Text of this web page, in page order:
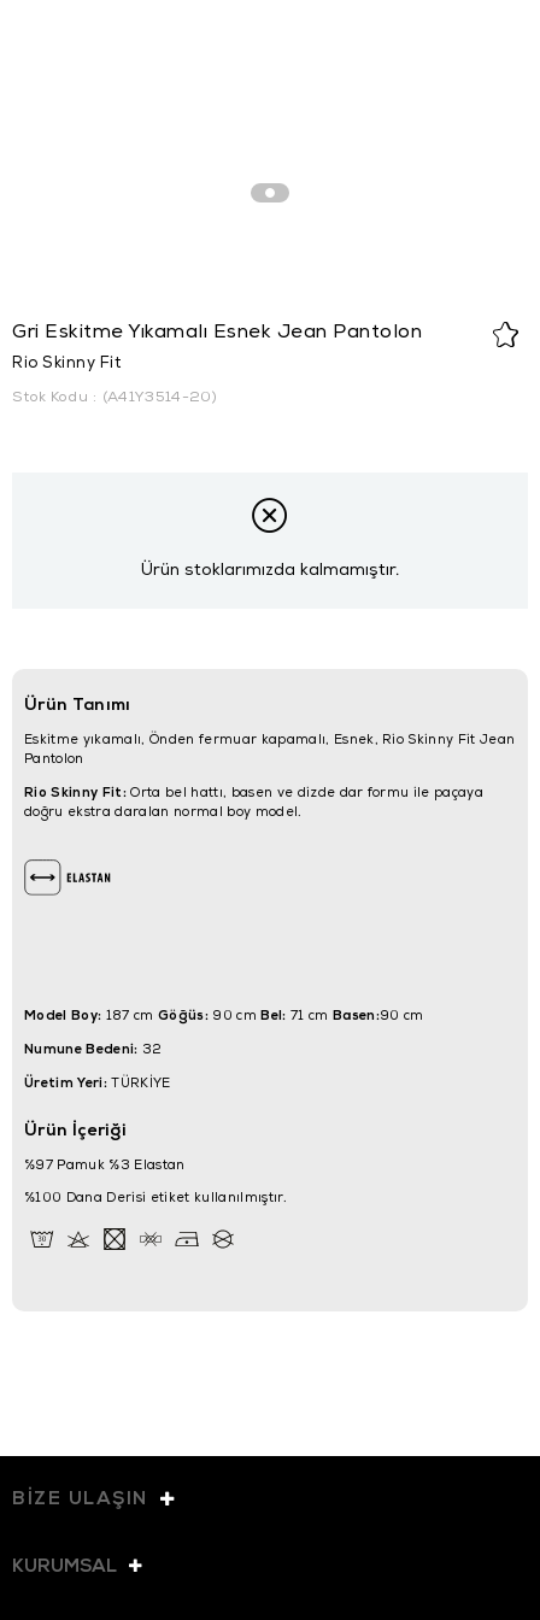
Gri Eskitme Yıkamalı Esnek Jean Pantolon
Rio Skinny Fit
Stok Kodu (A41Y3514-20)
Ürün stoklarımızda kalmamıştır.
Ürün Tanımı
Eskitme yıkamalı, Önden fermuar kapamalı, Esnek, Rio Skinny Fit Jean
Pantolon
Rio Skinny Fit:Orta bel hattı, basen ve dizde dar formu ile paçaya
doğru ekstra daralan normal boy model.
Model Boy: 187 cm Göğüs:90 cmBel: 71 cm Basen:90 cm
Numune Bedeni: 32
Üretim Yeri:TÜRKİYE
Ürün İçeriği
%97 Pamuk %3 Elastan
%100 Dana Derisi etiket kullanılmıştır.
BİZE ULAŞIN
KURUMSAL